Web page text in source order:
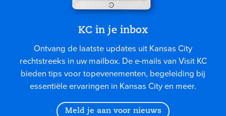
KC in je inbox
Ontvang de laatste updates uit Kansas City
rechtstreeks in uw mailbox. De e-mails van Visit KC
bieden tips voor topevenementen, begeleiding bij
essentiële ervaringen in Kansas City en meer.
Meld je aan voor nieuws